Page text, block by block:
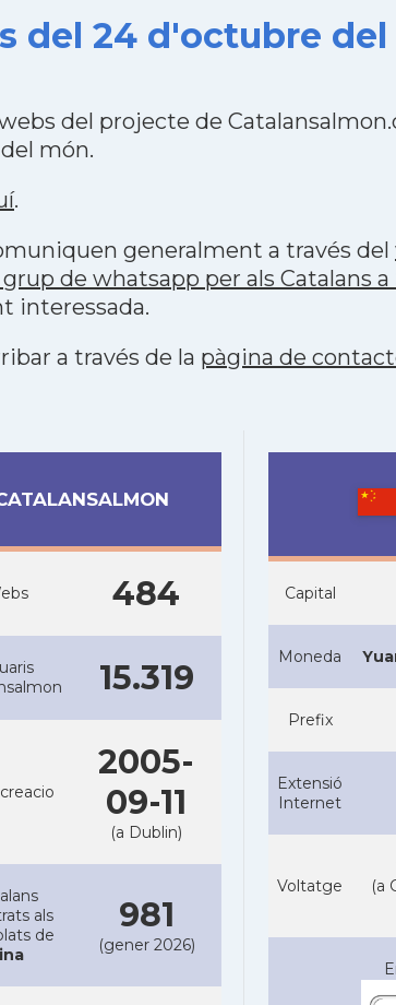
del 24 d'octubre del
del projecte de
món.
.
generalment a través del
de whatsapp per als Catalans a
interessada.
a través de la pàgina de
484
15.319
2005-
09-11
(a Dublin)
als
de
981
(gener 2026)
Capital
Moneda
Prefix
Extensió
Internet
Voltatge
(a